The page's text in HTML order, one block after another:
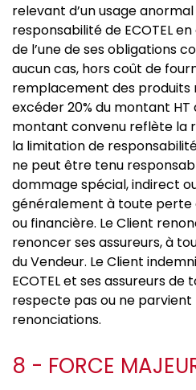
relevant d’un usage
responsabilité de ECOTEL
de l’une de ses obligations
aucun cas, hors coût de
remplacement des produits
excéder 20% du montant
montant convenu reflète la
la limitation de responsabilité
ne peut être tenu
dommage spécial, indirect
généralement à toute perte
ou financière. Le Client
renoncer ses assureurs, à
du Vendeur. Le Client
ECOTEL et ses assureurs de
respecte pas ou ne
renonciations.
8 - FORCE